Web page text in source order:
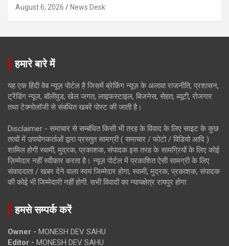
August 6, 2026 News Desk
हमारे बारे में
यह एक हिंदी वेब न्यूज़ पोर्टल है जिसमें ब्रेकिंग न्यूज़ के अलावा राजनीति, प्रशासन,
ट्रेंडिंग न्यूज, बॉलीवुड, खेल जगत, लाइफस्टाइल, बिजनेस, सेहत, ब्यूटी, रोजगार
तथा टेक्नोलॉजी से संबंधित खबरें पोस्ट की जाती है।
Disclaimer - समाचार से सम्बंधित किसी भी तरह के विवाद के लिए साइट के कुछ
तत्वों में उपयोगकर्ताओं द्वारा प्रस्तुत सामग्री ( समाचार / फोटो / विडियो आदि )
शामिल होगी स्वामी, मुद्रक, प्रकाशक, संपादक इस तरह के सामग्रियों के लिए कोई
ज़िम्मेदार नहीं स्वीकार करता है। न्यूज़ पोर्टल में प्रकाशित ऐसी सामग्री के लिए
संवाददाता / खबर देने वाला स्वयं जिम्मेदार होगा, स्वामी, मुद्रक, प्रकाशक, संपादक
की कोई भी जिम्मेदारी नहीं होगी. सभी विवादों का न्यायक्षेत्र रायपुर होगा
हमसे सम्पर्क करें
Owner - MONESH DEV SAHU
Editor - MONESH DEV SAHU